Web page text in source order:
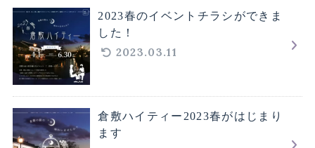
2023春のイベントチラシができま
した！
2023.03.11
倉敷ハイティー2023春がはじまり
ます